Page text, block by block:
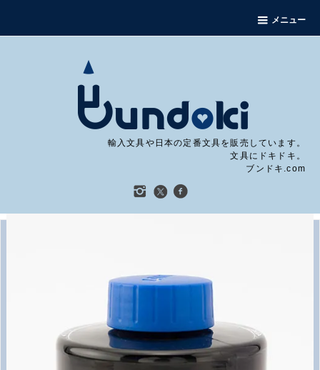
メニュー
輸入文具や日本の定番文具を販売しています。
文具にドキドキ。
ブンドキ.com